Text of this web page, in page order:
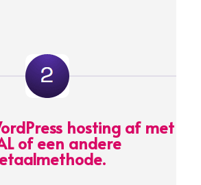
hosting af met
of een andere